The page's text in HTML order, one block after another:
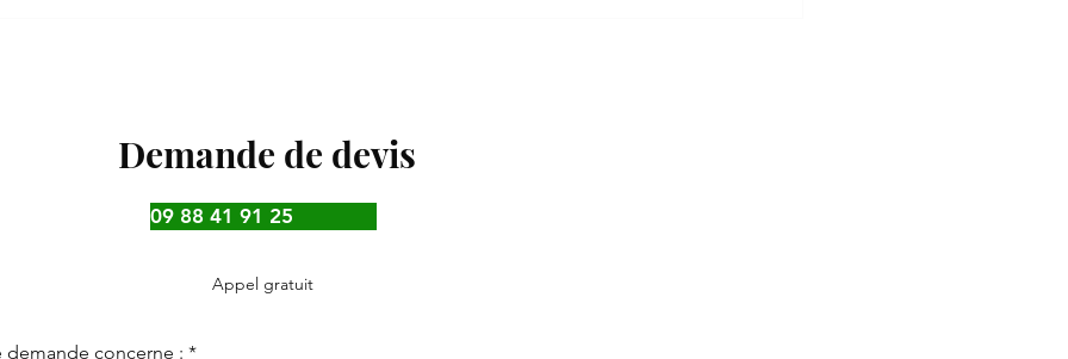
Demande de devis
09 88 41 91 25
Appel gratuit
demande concerne :